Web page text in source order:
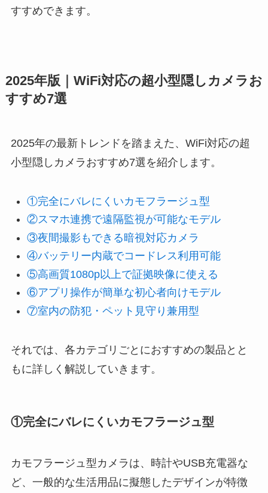
すすめできます。
2025年版｜WiFi対応の超小型隠しカメラお
すすめ7選
2025年の最新トレンドを踏まえた、WiFi対応の超
小型隠しカメラおすすめ7選を紹介します。
①完全にバレにくいカモフラージュ型
②スマホ連携で遠隔監視が可能なモデル
③夜間撮影もできる暗視対応カメラ
④バッテリー内蔵でコードレス利用可能
⑤高画質1080p以上で証拠映像に使える
⑥アプリ操作が簡単な初心者向けモデル
⑦室内の防犯・ペット見守り兼用型
それでは、各カテゴリごとにおすすめの製品とと
もに詳しく解説していきます。
①完全にバレにくいカモフラージュ型
カモフラージュ型カメラは、時計やUSB充電器な
ど、一般的な生活用品に擬態したデザインが特徴